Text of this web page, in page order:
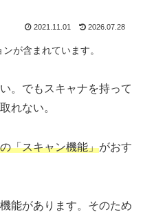
2021.11.01 2026.07.28
が含まれています。
。でもスキャナを持って
れない。
「スキャン機能」がおす
能があります。そのため